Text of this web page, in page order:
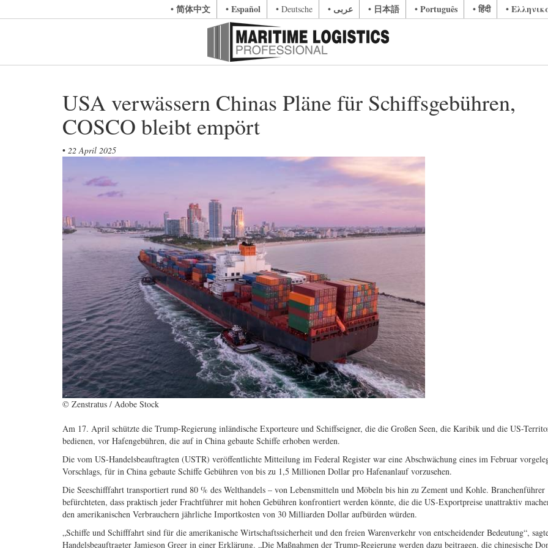
• 简体中文 • Español • Deutsche • عربى • 日本語 • Português • हिंदी •
USA verwässern Chinas Pläne für Schiffsgebühren,
COSCO bleibt empört
• 22 April 2025
© Zenstratus / Adobe Stock
Am 17. April schützte die Trump-Regierung inländische Exporteure und Schiffseigner, die die Großen Seen, die Karibik und die US-
bedienen, vor Hafengebühren, die auf in China gebaute Schiffe erhoben werden.
Die vom US-Handelsbeauftragten (USTR) veröffentlichte Mitteilung im Federal Register war eine Abschwächung eines im Februar
Vorschlags, für in China gebaute Schiffe Gebühren von bis zu 1,5 Millionen Dollar pro Hafenanlauf vorzusehen.
Die Seeschifffahrt transportiert rund 80 % des Welthandels – von Lebensmitteln und Möbeln bis hin zu Zement und Kohle. Branchenführer
befürchteten, dass praktisch jeder Frachtführer mit hohen Gebühren konfrontiert werden könnte, die die US-Exportpreise unattraktiv
den amerikanischen Verbrauchern jährliche Importkosten von 30 Milliarden Dollar aufbürden würden.
„Schiffe und Schifffahrt sind für die amerikanische Wirtschaftssicherheit und den freien Warenverkehr von entscheidender Bedeutung“,
Handelsbeauftragter Jamieson Greer in einer Erklärung. „Die Maßnahmen der Trump-Regierung werden dazu beitragen, die chinesische